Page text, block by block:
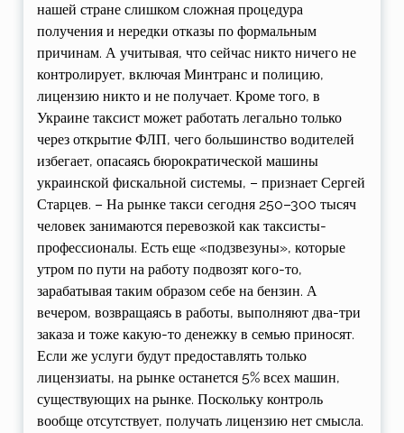
нашей стране слишком сложная процедура
получения и нередки отказы по формальным
причинам. А учитывая, что сейчас никто ничего не
контролирует, включая Минтранс и полицию,
лицензию никто и не получает. Кроме того, в
Украине таксист может работать легально только
через открытие ФЛП, чего большинство водителей
избегает, опасаясь бюрократической машины
украинской фискальной системы, – признает Сергей
Старцев. – На рынке такси сегодня 250–300 тысяч
человек занимаются перевозкой как таксисты-
профессионалы. Есть еще «подзвезуны», которые
утром по пути на работу подвозят кого-то,
зарабатывая таким образом себе на бензин. А
вечером, возвращаясь в работы, выполняют два-три
заказа и тоже какую-то денежку в семью приносят.
Если же услуги будут предоставлять только
лицензиаты, на рынке останется 5% всех машин,
существующих на рынке. Поскольку контроль
вообще отсутствует, получать лицензию нет смысла.